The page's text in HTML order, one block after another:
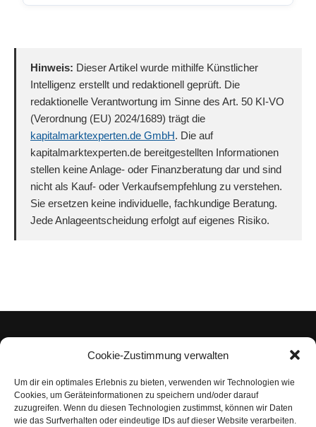
Cookie-Zustimmung verwalten
Um dir ein optimales Erlebnis zu bieten, verwenden wir Technologien wie
Cookies, um Geräteinformationen zu speichern und/oder darauf
zuzugreifen. Wenn du diesen Technologien zustimmst, können wir Daten
wie das Surfverhalten oder eindeutige IDs auf dieser Website verarbeiten.
Hinweis: Dieser Artikel wurde mithilfe Künstlicher
Intelligenz erstellt und redaktionell geprüft. Die
redaktionelle Verantwortung im Sinne des Art. 50 KI-VO
(Verordnung (EU) 2024/1689) trägt die
kapitalmarktexperten.de GmbH. Die auf
kapitalmarktexperten.de bereitgestellten Informationen
stellen keine Anlage- oder Finanzberatung dar und sind
nicht als Kauf- oder Verkaufsempfehlung zu verstehen.
Sie ersetzen keine individuelle, fachkundige Beratung.
Jede Anlageentscheidung erfolgt auf eigenes Risiko.
Impressum
Datenschutzerklärung